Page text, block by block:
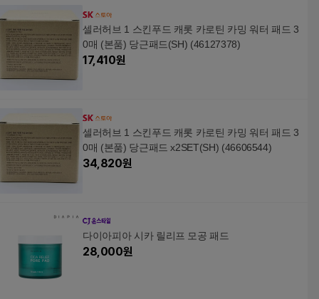
셀러허브 1 스킨푸드 캐롯 카로틴 카밍 워터 패드 3
0매 (본품) 당근패드(SH) (46127378)
17,410원
셀러허브 1 스킨푸드 캐롯 카로틴 카밍 워터 패드 3
0매 (본품) 당근패드 x2SET(SH) (46606544)
34,820원
다이아피아 시카 릴리프 모공 패드
28,000원